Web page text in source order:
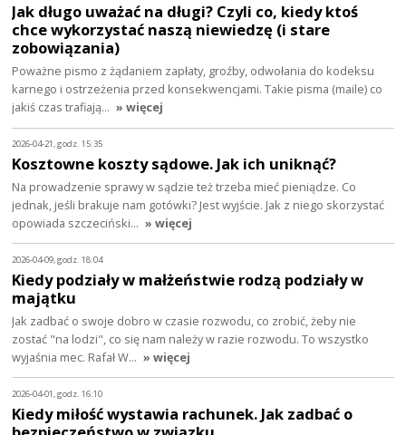
Jak długo uważać na długi? Czyli co, kiedy ktoś
chce wykorzystać naszą niewiedzę (i stare
zobowiązania)
Poważne pismo z żądaniem zapłaty, groźby, odwołania do kodeksu
karnego i ostrzeżenia przed konsekwencjami. Takie pisma (maile) co
jakiś czas trafiają… » więcej
2026-04-21, godz. 15:35
Kosztowne koszty sądowe. Jak ich uniknąć?
Na prowadzenie sprawy w sądzie też trzeba mieć pieniądze. Co
jednak, jeśli brakuje nam gotówki? Jest wyjście. Jak z niego skorzystać
opowiada szczeciński… » więcej
2026-04-09, godz. 18:04
Kiedy podziały w małżeństwie rodzą podziały w
majątku
Jak zadbać o swoje dobro w czasie rozwodu, co zrobić, żeby nie
zostać "na lodzi", co się nam należy w razie rozwodu. To wszystko
wyjaśnia mec. Rafał W… » więcej
2026-04-01, godz. 16:10
Kiedy miłość wystawia rachunek. Jak zadbać o